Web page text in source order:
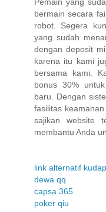
bermain secara
robot. Segera
yang sudah
dengan deposit
karena itu kami
bersama kami.
bonus 30%
baru. Dengan
fasilitas
sajikan website
membantu Anda
link alternatif
dewa qq
capsa 365
poker qiu